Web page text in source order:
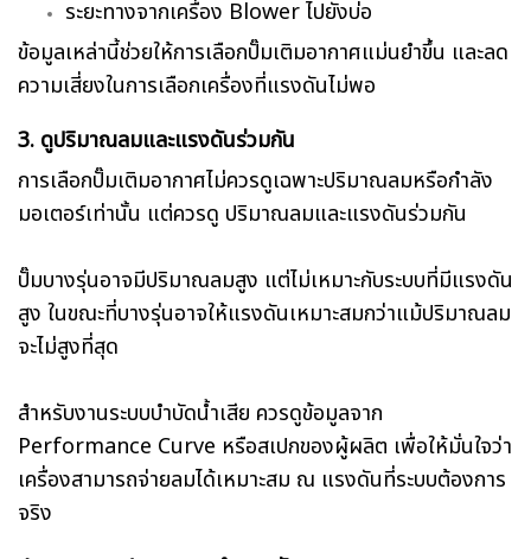
ระยะทางจากเครื่อง Blower ไปยังบ่อ
ข้อมูลเหล่านี้ช่วยให้การเลือกปั๊มเติมอากาศแม่นยำขึ้น และลด
ความเสี่ยงในการเลือกเครื่องที่แรงดันไม่พอ
3. ดูปริมาณลมและแรงดันร่วมกัน
การเลือกปั๊มเติมอากาศไม่ควรดูเฉพาะปริมาณลมหรือกำลัง
มอเตอร์เท่านั้น แต่ควรดู ปริมาณลมและแรงดันร่วมกัน
ปั๊มบางรุ่นอาจมีปริมาณลมสูง แต่ไม่เหมาะกับระบบที่มีแรงดัน
สูง ในขณะที่บางรุ่นอาจให้แรงดันเหมาะสมกว่าแม้ปริมาณลม
จะไม่สูงที่สุด
สำหรับงานระบบบำบัดน้ำเสีย ควรดูข้อมูลจาก
Performance Curve หรือสเปกของผู้ผลิต เพื่อให้มั่นใจว่า
เครื่องสามารถจ่ายลมได้เหมาะสม ณ แรงดันที่ระบบต้องการ
จริง